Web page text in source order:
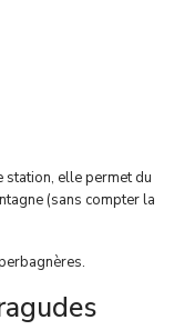
station, elle permet du
(sans compter la